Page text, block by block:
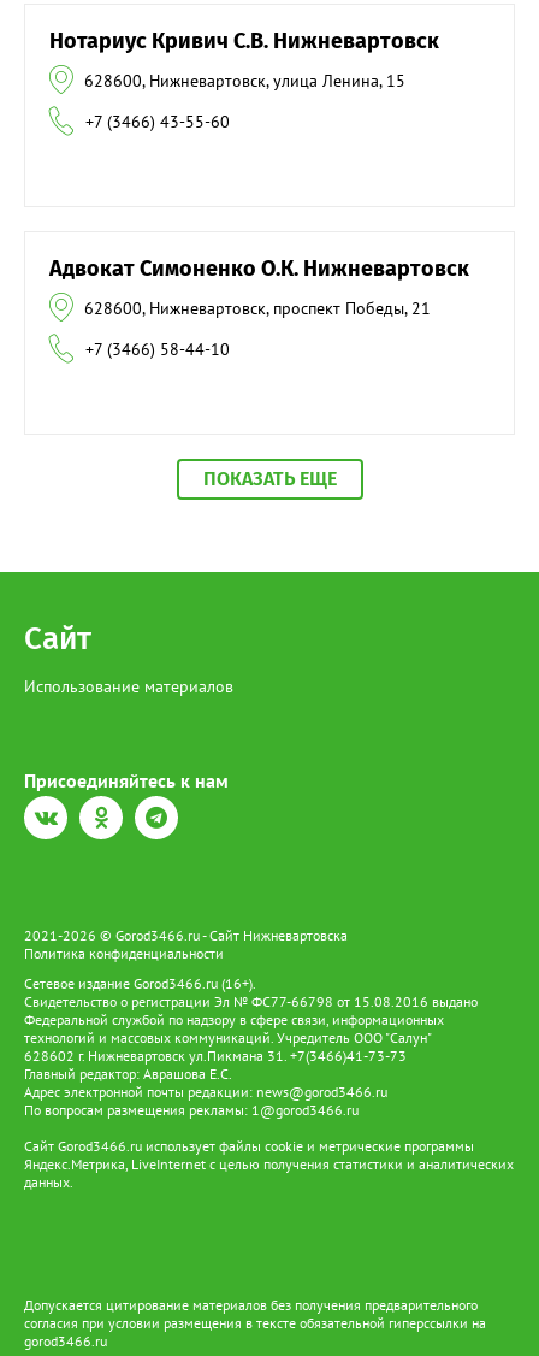
Нотариус Кривич С.В. Нижневартовск
628600, Нижневартовск, улица Ленина, 15
+7 (3466) 43-55-60
Адвокат Симоненко О.К. Нижневартовск
628600, Нижневартовск, проспект Победы, 21
+7 (3466) 58-44-10
ПОКАЗАТЬ ЕЩЕ
Сайт
Использование материалов
Присоединяйтесь к нам
2021-2026 © Gorod3466.ru - Сайт Нижневартовска
Политика конфиденциальности
Сетевое издание Gorod3466.ru (16+).
Свидетельство о регистрации Эл № ФС77-66798 от 15.08.2016 выдано
Федеральной службой по надзору в сфере связи, информационных
технологий и массовых коммуникаций. Учредитель ООО "Салун"
628602 г. Нижневартовск ул.Пикмана 31. +7(3466)41-73-73
Главный редактор: Аврашова Е.С.
Адрес электронной почты редакции: news@gorod3466.ru
По вопросам размещения рекламы: 1@gorod3466.ru
Сайт Gorod3466.ru использует файлы cookie и метрические программы
Яндекс.Метрика, LiveInternet с целью получения статистики и аналитических
данных.
Допускается цитирование материалов без получения предварительного
согласия при условии размещения в тексте обязательной гиперссылки на
gorod3466.ru